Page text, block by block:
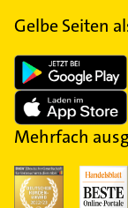
Gelbe Seiten
Mehrfach